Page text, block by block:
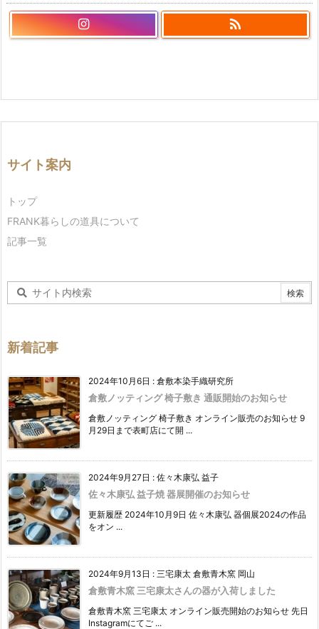

サイト案内
トップ
FRANK暮らしの道具について
記事一覧
新着記事
2024年10月6日 : 倉敷本染手織研究所
倉敷ノッティング 椅子敷き 通販開始のお知らせ
倉敷ノッティング 椅子敷き オンライン販売のお知らせ 9
月29日まで表町店にて開 ...
2024年9月27日 : 佐々木康弘 益子
佐々木康弘 益子焼 器展開催のお知らせ
更新履歴 2024年10月9日 佐々木康弘 器個展2024の作品
をオン ...
2024年9月13日 : 三宅康太 倉敷青木窯 岡山
倉敷青木窯 三宅康太さんの器が入荷しました
倉敷青木窯 三宅康太 オンライン販売開始のお知らせ 先日
Instagramにてご ...